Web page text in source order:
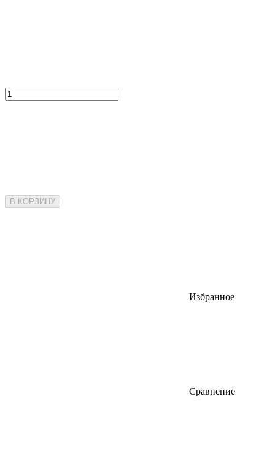
В КОРЗИНУ
Избранное
Сравнение